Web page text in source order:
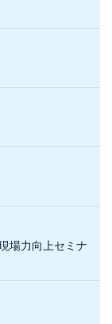
場力向上セミナ